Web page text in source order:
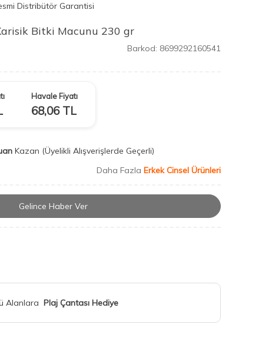
Distribütör Garantisi
Bitki Macunu 230 gr
Barkod: 8699292160541
Havale Fiyatı
68,06TL
Kazan (Üyelikli Alışverişlerde Geçerli)
Daha Fazla Erkek Cinsel Ürünleri
Gelince Haber Ver
Alanlara Plaj Çantası Hediye